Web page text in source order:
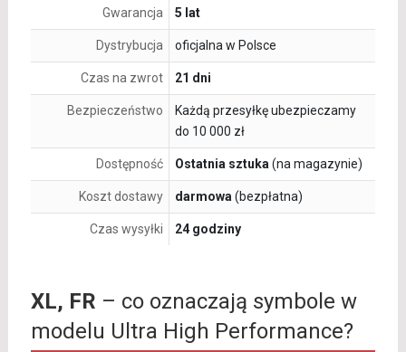
Gwarancja 5 lat
Dystrybucja oficjalna w Polsce
Czas na zwrot 21 dni
Bezpieczeństwo
Każdą przesyłkę ubezpieczamy
do 10 000 zł
Dostępność Ostatnia sztuka (na magazynie)
Koszt dostawy darmowa (bezpłatna)
Czas wysyłki 24 godziny
XL, FR – co oznaczają symbole w
modelu Ultra High Performance?